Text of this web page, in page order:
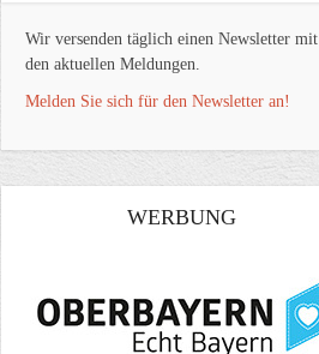
Wir versenden täglich einen Newsletter mit
den aktuellen Meldungen.
Melden Sie sich für den Newsletter an!
WERBUNG